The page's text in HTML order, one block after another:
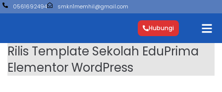
0561692494 smkn1memhil@gmail.com
Hubungi
Rilis Template Sekolah EduPrima
Elementor WordPress